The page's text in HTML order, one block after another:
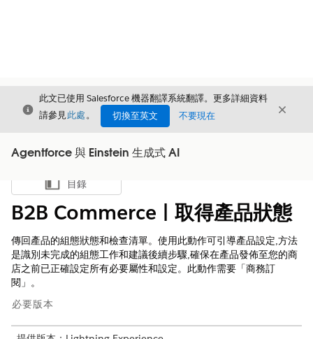
結束
此文已使用 Salesforce 機器翻譯系統翻譯。更多詳細資料
請參見此處。 切換至英文 不要現在 結束
Agentforce 與 Einstein 生成式 AI
顯示目錄
目錄
B2B Commerce | 取得產品狀態
傳回產品的組態狀態和檢查清單。使用此動作可引導產品設定,方法
是識別未完成的組態工作和建議後續步驟,確保在產品發佈至您的商
店之前已正確設定所有必要屬性和設定。此動作需要「商務訂
閱」。
必要版本